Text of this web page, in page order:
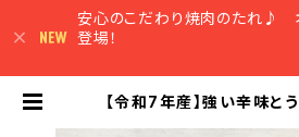
安心のこだわり焼肉のたれ♪
登場！
【令和7年産】強い辛味と